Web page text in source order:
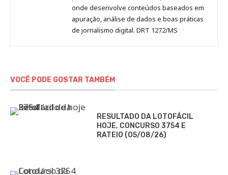
onde desenvolve conteúdos baseados em
apuração, análise de dados e boas práticas
de jornalismo digital. DRT 1272/MS
VOCÊ PODE GOSTAR TAMBÉM
RESULTADO DA LOTOFÁCIL
HOJE, CONCURSO 3754 E
RATEIO (05/08/26)